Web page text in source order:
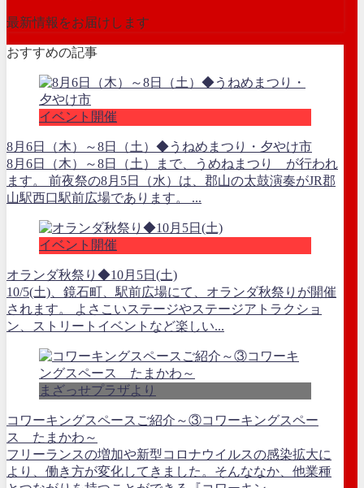
最新情報をお届けします
おすすめの記事
イベント開催
8月6日（木）～8日（土）◆うねめまつり・夕やけ市
8月6日（木）～8日（土）まで、うめねまつり が行われ
ます。 前夜祭の8月5日（水）は、郡山の太鼓演奏がJR郡
山駅西口駅前広場であります。 ...
イベント開催
オランダ秋祭り◆10月5日(土)
10/5(土)、鏡石町、駅前広場にて、オランダ秋祭りが開催
されます。 よさこいステージやステージアトラクショ
ン、ストリートイベントなど楽しい...
まざっせプラザより
コワーキングスペースご紹介～③コワーキングスペー
ス たまかわ～
フリーランスの増加や新型コロナウイルスの感染拡大に
より、働き方が変化してきました。そんななか、他業種